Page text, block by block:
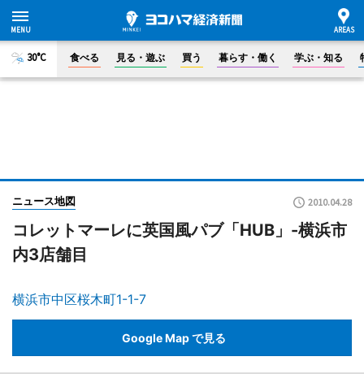
30°C 食べる 見る・遊ぶ 買う 暮らす・働く 学ぶ・知る
ニュース地図 2010.04.28
コレットマーレに英国風パブ「HUB」-横浜市
内3店舗目
横浜市中区桜木町1-1-7
Google Map で見る